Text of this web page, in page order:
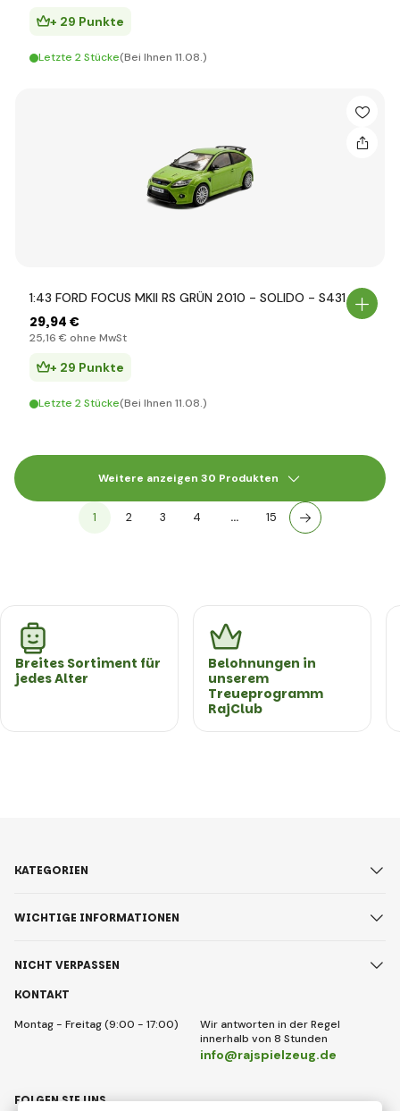
+ 29 Punkte
Letzte 2 Stücke(Bei Ihnen 11.08.)
1:43 FORD FOCUS MKII RS GRÜN 2010 - SOLIDO - S431
29,94 €
25,16 € ohne MwSt
+ 29 Punkte
Letzte 2 Stücke(Bei Ihnen 11.08.)
Weitere anzeigen 30 Produkten
1 2 3 4 … 15
Breites Sortiment für
jedes Alter
Belohnungen in
unserem
Treueprogramm
RajClub
KONTAKT
Montag - Freitag (9:00 - 17:00)
Wir antworten in der Regel
innerhalb von 8 Stunden
info@rajspielzeug.de
KATEGORIEN
WICHTIGE INFORMATIONEN
NICHT VERPASSEN
FOLGEN SIE UNS